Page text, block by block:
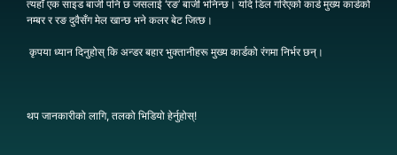
त्यहाँ एक साइड बाजी पनि छ जसलाई ‘रङ’ बाजी भनिन्छ। यदि डिल गरिएको कार्ड मुख्य कार्डको
नम्बर र रङ दुवैसँग मेल खान्छ भने कलर बेट जित्छ।
कृपया ध्यान दिनुहोस् कि अन्डर बहार भुक्तानीहरू मुख्य कार्डको रंगमा निर्भर छन्।
थप जानकारीको लागि, तलको भिडियो हेर्नुहोस्!